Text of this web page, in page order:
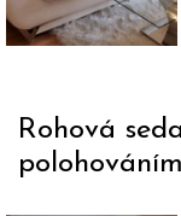
uvnitř
Rohová